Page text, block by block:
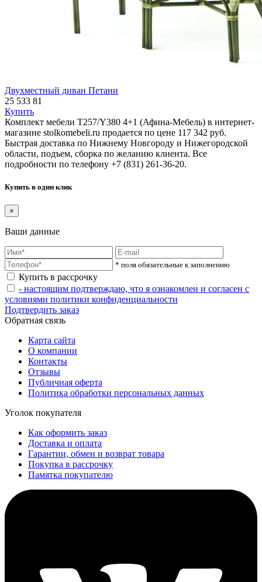
Двухместный диван Петани
25 533 81
Купить
Комплект мебели T257/Y380 4+1 (Афина-Мебель) в интернет-
магазине stolkomebeli.ru продается по цене 117 342 руб.
Быстрая доставка по Нижнему Новгороду и Нижегородской
области, подъем, сборка по желанию клиента. Все
подробности по телефону +7 (831) 261-36-20.
Купить в один клик
×
Ваши данные
* поля обязательные к заполнению
Купить в рассрочку
- настоящим подтверждаю, что я ознакомлен и согласен с
условиями политики конфиденциальности
Подтвердить заказ
Обратная связь
Карта сайта
О компании
Контакты
Отзывы
Публичная оферта
Политика обработки персональных данных
Уголок покупателя
Как оформить заказ
Доставка и оплата
Гарантии, обмен и возврат товара
Покупка в рассрочку
Памятка покупателю